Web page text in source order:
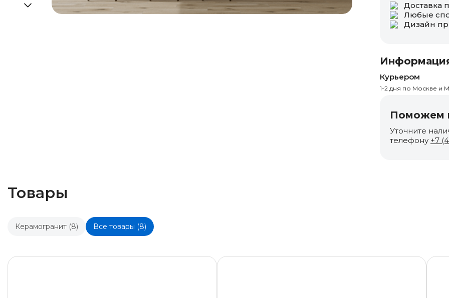
Доставка
Любые
Дизайн
Курьером
1-2 дня по Москве и
Поможем
Уточните
телефону +7
Товары
Керамогранит (8) Все товары (8)